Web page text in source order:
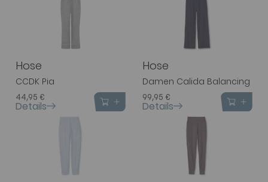
Hose
CCDK Pia
44,95 €
Details
Hose
Damen Calida Balancing
99,95 €
Details